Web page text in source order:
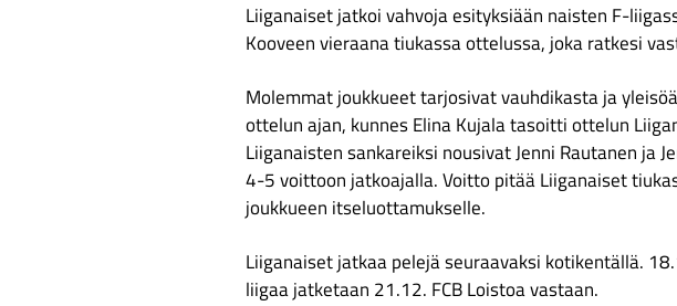
Liiganaiset jatkoi vahvoja esityksiään naisten F-
Kooveen vieraana tiukassa ottelussa, joka ratkesi
Molemmat joukkueet tarjosivat vauhdikasta ja
ottelun ajan, kunnes Elina Kujala tasoitti ottelun
Liiganaisten sankareiksi nousivat Jenni Rautanen ja
4-5 voittoon jatkoajalla. Voitto pitää Liiganaiset
joukkueen itseluottamukselle.
Liiganaiset jatkaa pelejä seuraavaksi kotikentällä.
liigaa jatketaan 21.12. FCB Loistoa vastaan.